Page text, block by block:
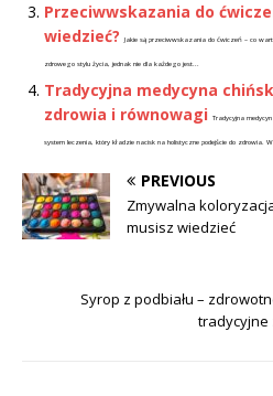
Przeciwwskazania do
wiedzieć?
Jakie są przeciwwskazania do ćwiczeń – co
zdrowego stylu życia, jednak nie dla każdego jest...
Tradycyjna medycyna
zdrowia i równowagi
Tradycyjna
system leczenia, który kładzie nacisk na holistyczne podejście do zdrowia.
PREVIOUS
Zmywalna
musisz wiedzieć
Syrop z podbiału –
tradycyjne